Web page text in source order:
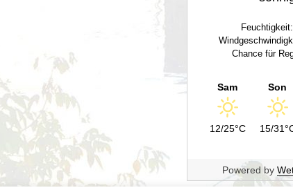
Chance für
Sam
12/25°C
Son
15/
Powered by